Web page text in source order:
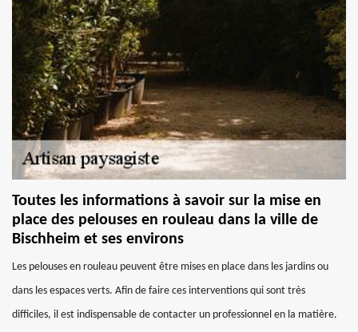
Toutes les informations à savoir sur la mise en
place des pelouses en rouleau dans la ville de
Bischheim et ses environs
Les pelouses en rouleau peuvent être mises en place dans les jardins ou
dans les espaces verts. Afin de faire ces interventions qui sont très
difficiles, il est indispensable de contacter un professionnel en la matière.